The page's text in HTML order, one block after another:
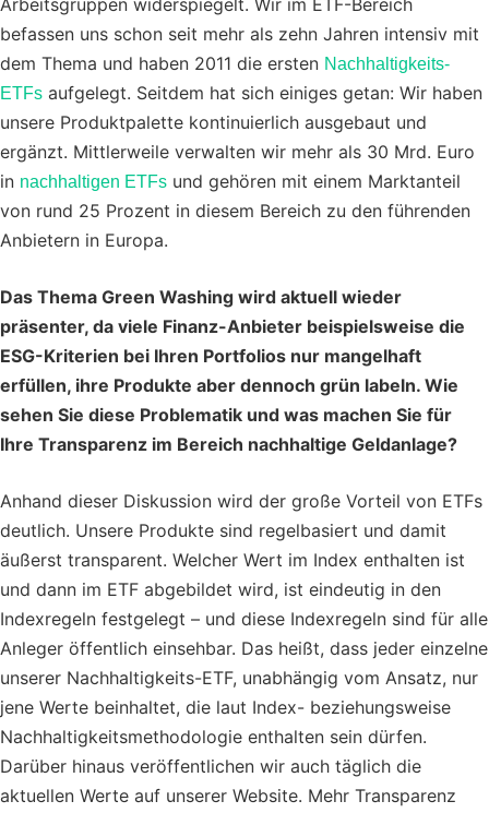
Arbeitsgruppen widerspiegelt. Wir im ETF-Bereich
befassen uns schon seit mehr als zehn Jahren intensiv mit
dem Thema und haben 2011 die ersten Nachhaltigkeits-
ETFs aufgelegt. Seitdem hat sich einiges getan: Wir haben
unsere Produktpalette kontinuierlich ausgebaut und
ergänzt. Mittlerweile verwalten wir mehr als 30 Mrd. Euro
in nachhaltigen ETFs und gehören mit einem Marktanteil
von rund 25 Prozent in diesem Bereich zu den führenden
Anbietern in Europa.
Das Thema Green Washing wird aktuell wieder
präsenter, da viele Finanz-Anbieter beispielsweise die
ESG-Kriterien bei Ihren Portfolios nur mangelhaft
erfüllen, ihre Produkte aber dennoch grün labeln. Wie
sehen Sie diese Problematik und was machen Sie für
Ihre Transparenz im Bereich nachhaltige Geldanlage?
Anhand dieser Diskussion wird der große Vorteil von ETFs
deutlich. Unsere Produkte sind regelbasiert und damit
äußerst transparent. Welcher Wert im Index enthalten ist
und dann im ETF abgebildet wird, ist eindeutig in den
Indexregeln festgelegt – und diese Indexregeln sind für alle
Anleger öffentlich einsehbar. Das heißt, dass jeder einzelne
unserer Nachhaltigkeits-ETF, unabhängig vom Ansatz, nur
jene Werte beinhaltet, die laut Index- beziehungsweise
Nachhaltigkeitsmethodologie enthalten sein dürfen.
Darüber hinaus veröffentlichen wir auch täglich die
aktuellen Werte auf unserer Website. Mehr Transparenz